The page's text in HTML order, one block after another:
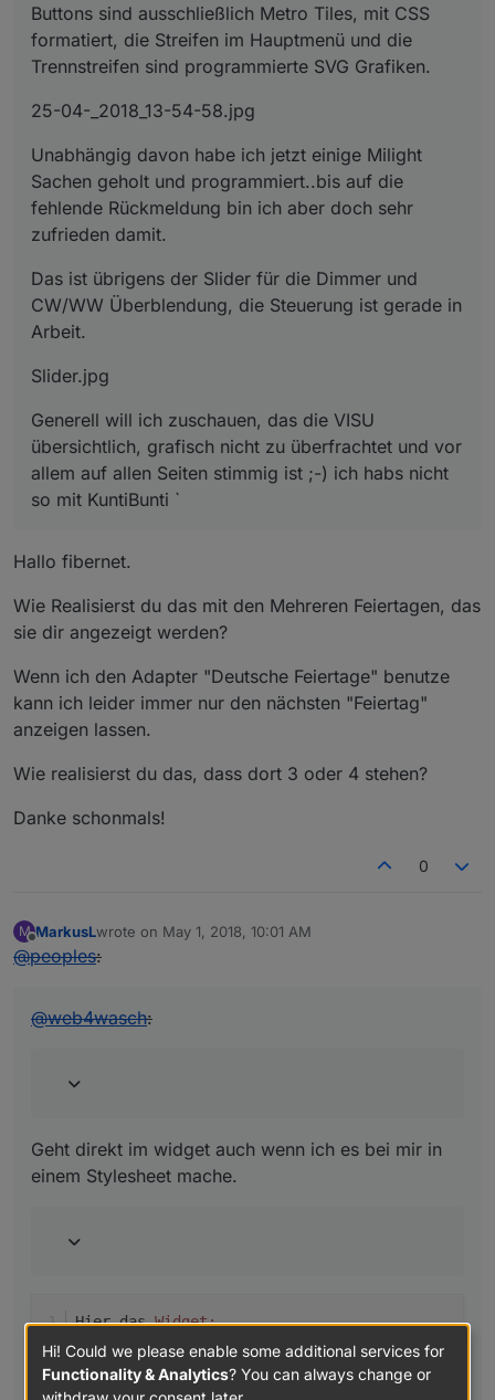
Buttons sind ausschließlich Metro Tiles, mit CSS
formatiert, die Streifen im Hauptmenü und die
Trennstreifen sind programmierte SVG Grafiken.
25-04-_2018_13-54-58.jpg
Unabhängig davon habe ich jetzt einige Milight
Sachen geholt und programmiert..bis auf die
fehlende Rückmeldung bin ich aber doch sehr
zufrieden damit.
Das ist übrigens der Slider für die Dimmer und
CW/WW Überblendung, die Steuerung ist gerade in
Arbeit.
Slider.jpg
Generell will ich zuschauen, das die VISU
übersichtlich, grafisch nicht zu überfrachtet und vor
allem auf allen Seiten stimmig ist ;-) ich habs nicht
so mit KuntiBunti `
Hallo fibernet.
Wie Realisierst du das mit den Mehreren Feiertagen, das
sie dir angezeigt werden?
Wenn ich den Adapter "Deutsche Feiertage" benutze
kann ich leider immer nur den nächsten "Feiertag"
anzeigen lassen.
Wie realisierst du das, dass dort 3 oder 4 stehen?
Danke schonmals!
0
M
Offline
MarkusLwrote on May 1, 2018, 10:01 AM
last edited by
@peoples:
@web4wasch:
Geht direkt im widget auch wenn ich es bei mir in
einem Stylesheet mache.
Hier das Widget:
>! ````
[{"tpl": "tplBulbOnOffCtrl"
Hi! Could we please enable some additional services for
Functionality & Analytics? You can always change or